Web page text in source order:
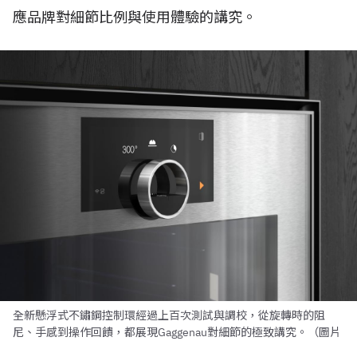
應品牌對細節比例與使用體驗的講究。
全新懸浮式不鏽鋼控制環經過上百次測試與調校，從旋轉時的阻
尼、手感到操作回饋，都展現Gaggenau對細節的極致講究。（圖片